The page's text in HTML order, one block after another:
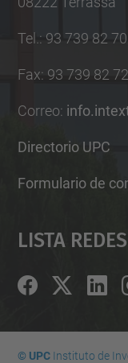
Tel. : 93 739 82 70
Fax: 93 739 82 72
Correo:
Directorio UPC
Formulario de
Lista
© UPCInstituto de